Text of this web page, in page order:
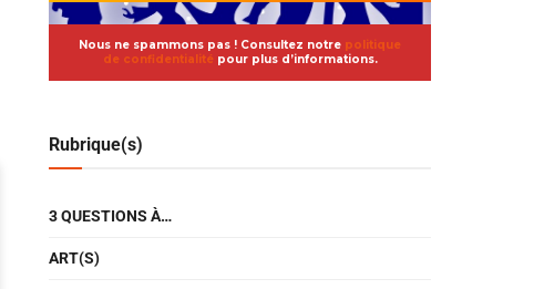
Nous ne spammons pas ! Consultez notre politique
de confidentialité pour plus d’informations.
Rubrique(s)
3 QUESTIONS À…
ART(S)